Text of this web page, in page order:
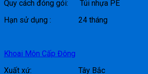
Quy cách đóng gói: Túi nhựa PE
Hạn sử dụng : 24 tháng
Khoai Môn Cấp Đông
Xuất xứ: Tây Bắc